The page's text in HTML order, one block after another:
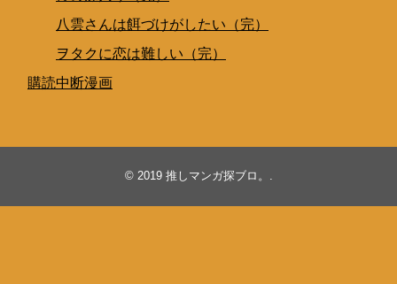
八雲さんは餌づけがしたい（完）
ヲタクに恋は難しい（完）
購読中断漫画
© 2019 推しマンガ探ブロ。